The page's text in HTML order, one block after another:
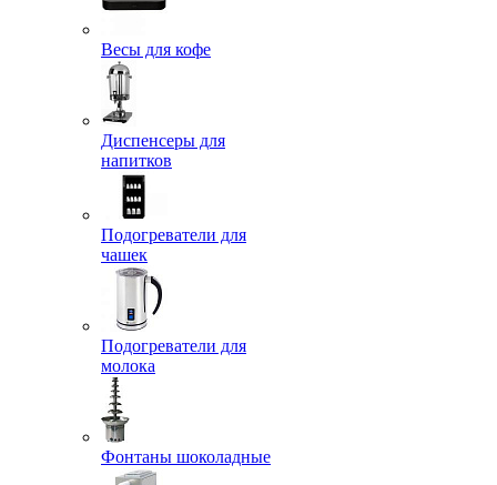
Весы для кофе
Диспенсеры для
напитков
Подогреватели для
чашек
Подогреватели для
молока
Фонтаны шоколадные